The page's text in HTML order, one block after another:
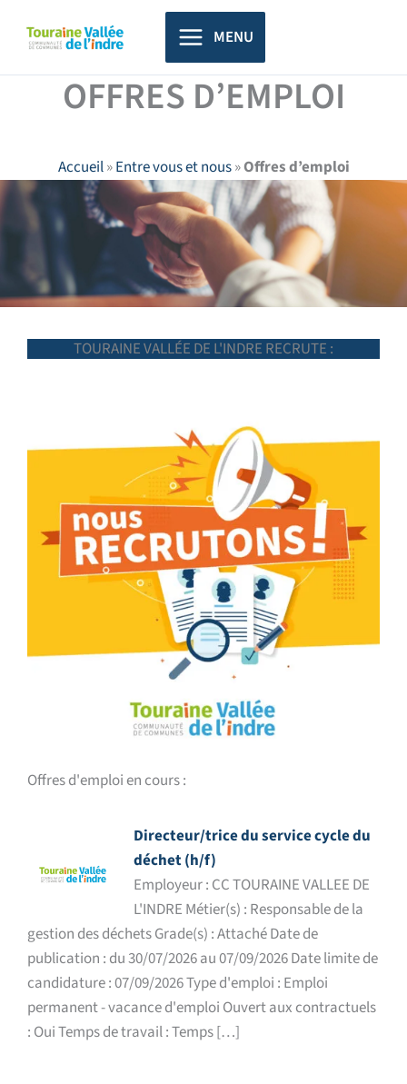
principal
MENU
OFFRES D’EMPLOI
Accueil»Entre vous et nous»Offres d’emploi
TOURAINE VALLÉE DE L'INDRE RECRUTE :
Offres d'emploi en cours :
Directeur/trice du service cycle du
déchet (h/f)
Employeur : CC TOURAINE VALLEE DE
L'INDRE Métier(s) : Responsable de la
gestion des déchets Grade(s) : Attaché Date de
publication : du 30/07/2026 au 07/09/2026 Date limite de
candidature : 07/09/2026 Type d'emploi : Emploi
permanent - vacance d'emploi Ouvert aux contractuels
: Oui Temps de travail : Temps […]